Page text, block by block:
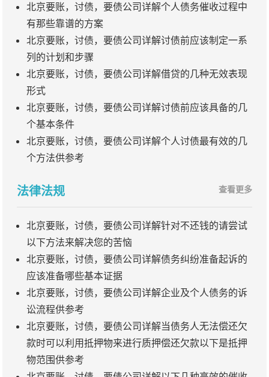
北京要账，讨债，要债公司详解个人债务催收过程中
有那些靠谱的方案
北京要账，讨债，要债公司详解讨债前应该制定一系
列的计划和步骤
北京要账，讨债，要债公司详解借贷的几种无效表现
形式
北京要账，讨债，要债公司详解讨债前应该具备的几
个基本条件
北京要账，讨债，要债公司详解个人讨债最有效的几
个方法供参考
法律法规 查看更多
北京要账，讨债，要债公司详解针对不还钱的请尝试
以下方法来解决您的苦恼
北京要账，讨债，要债公司详解债务纠纷准备起诉的
应该准备哪些基本证据
北京要账，讨债，要债公司详解企业及个人债务的诉
讼流程供参考
北京要账，讨债，要债公司详解当债务人无法偿还欠
款时可以利用抵押物来进行质押偿还欠款以下是抵押
物范围供参考